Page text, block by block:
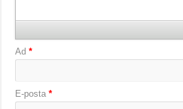
Ad*
E-posta*